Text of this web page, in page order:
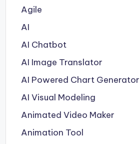
Agile
AI
AI Chatbot
AI Image Translator
AI Powered Chart Generator
AI Visual Modeling
Animated Video Maker
Animation Tool